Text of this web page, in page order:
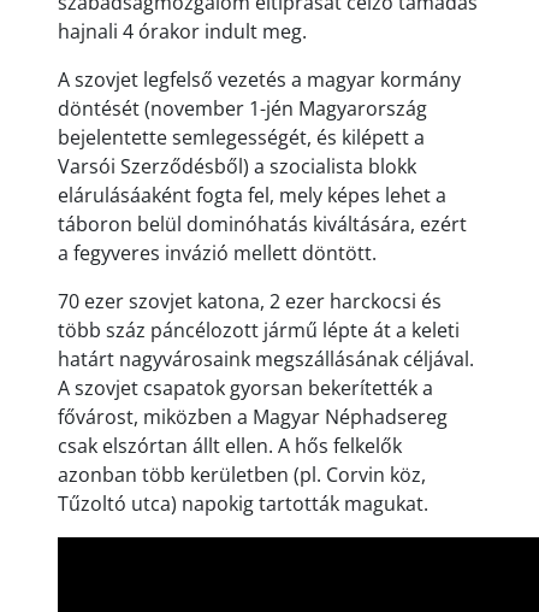
hajnali 4 órakor indult meg.
A szovjet legfelső vezetés a magyar kormány
döntését (november 1-jén Magyarország
bejelentette semlegességét, és kilépett a
Varsói Szerződésből) a szocialista blokk
elárulásáaként fogta fel, mely képes lehet a
táboron belül dominóhatás kiváltására, ezért
a fegyveres invázió mellett döntött.
70 ezer szovjet katona, 2 ezer harckocsi és
több száz páncélozott jármű lépte át a keleti
határt nagyvárosaink megszállásának céljával.
A szovjet csapatok gyorsan bekerítették a
fővárost, miközben a Magyar Néphadsereg
csak elszórtan állt ellen. A hős felkelők
azonban több kerületben (pl. Corvin köz,
Tűzoltó utca) napokig tartották magukat.